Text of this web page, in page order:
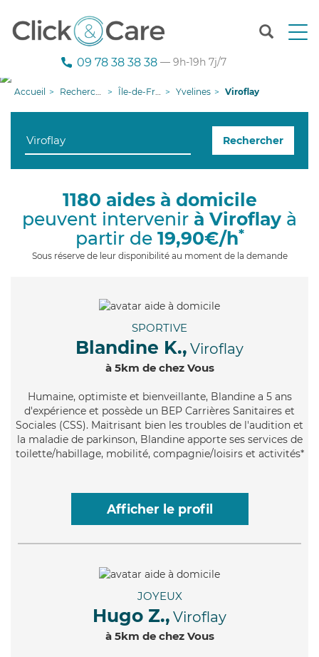
T
n
g
09 78 38 38 38 — 9h-19h 7j/7
Accueil Recherche aide à domicile Île-de-France Yvelines Viroflay
Rechercher
1180 aides à domicile
peuvent intervenir à Viroflay à
partir de 19,90€/h*
Sous réserve de leur disponibilité au moment de la demande
SPORTIVE
Blandine K., Viroflay
à 5km de chez Vous
Humaine, optimiste et bienveillante, Blandine a 5 ans
d'expérience et possède un BEP Carrières Sanitaires et
Sociales (CSS). Maitrisant bien les troubles de l'audition et
la maladie de parkinson, Blandine apporte ses services de
toilette/habillage, mobilité, compagnie/loisirs et activités*
Afficher le profil
JOYEUX
Hugo Z., Viroflay
à 5km de chez Vous